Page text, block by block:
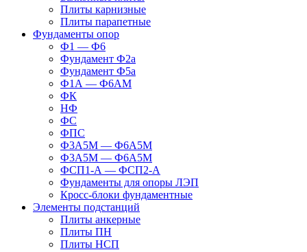
Плиты карнизные
Плиты парапетные
Фундаменты опор
Ф1 — Ф6
Фундамент Ф2а
Фундамент Ф5а
Ф1А — Ф6АМ
ФК
НФ
ФС
ФПС
Ф3А5М — Ф6А5М
Ф3А5М — Ф6А5М
ФСП1-А — ФСП2-А
Фундаменты для опоры ЛЭП
Кросс-блоки фундаментные
Элементы подстанций
Плиты анкерные
Плиты ПН
Плиты НСП